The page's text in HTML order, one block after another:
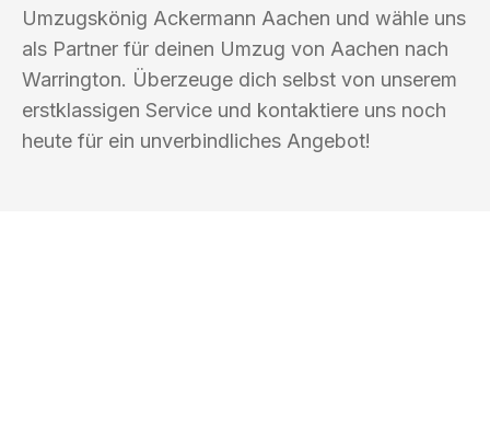
Umzugskönig Ackermann Aachen und wähle uns
als Partner für deinen Umzug von Aachen nach
Warrington. Überzeuge dich selbst von unserem
erstklassigen Service und kontaktiere uns noch
heute für ein unverbindliches Angebot!